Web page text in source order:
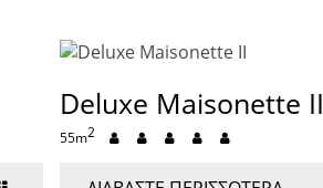
Deluxe Maisonette II
55m2